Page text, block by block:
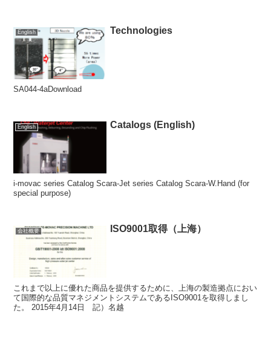
English Technologies
SA044-4aDownload
English Catalogs (English)
i-movac series Catalog Scara-Jet series Catalog Scara-W.Hand (for
special purpose)
会社概要 ISO9001取得（上海）
これまで以上に優れた商品を提供するために、上海の製造拠点におい
て国際的な品質マネジメントシステムであるISO9001を取得しまし
た。 2015年4月14日 記）名越